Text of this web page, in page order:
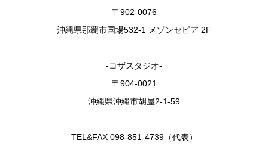
〒902-0076
沖縄県那覇市国場532-1 メゾンセピア 2F
-コザスタジオ-
〒904-0021
沖縄県沖縄市胡屋2-1-59
TEL&FAX 098-851-4739（代表）